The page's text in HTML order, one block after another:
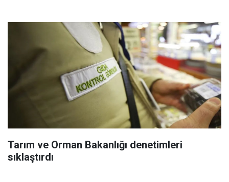
Tarım ve Orman Bakanlığı denetimleri
sıklaştırdı